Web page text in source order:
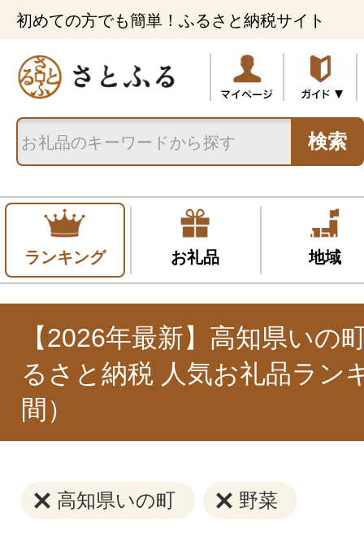
初めての方でも簡単！ふるさと納税サイト
検索
ランキング お礼品 地域
【2026年最新】高知県いの
るさと納税 人気お礼品ラン
間）
高知県いの町 野菜